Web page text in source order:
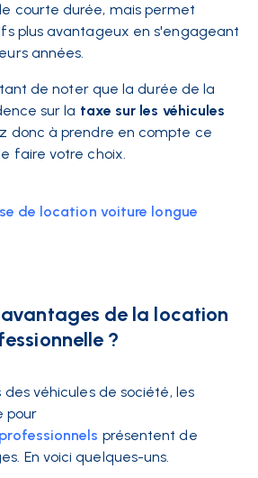
courte durée, mais permet
plus avantageux en s'engageant
années.
de noter que la durée de la
sur la taxe sur les véhicules
donc à prendre en compte ce
faire votre choix.
de location voiture longue
avantages de la location
?
des véhicules de société, les
pour
présentent de
En voici quelques-uns.